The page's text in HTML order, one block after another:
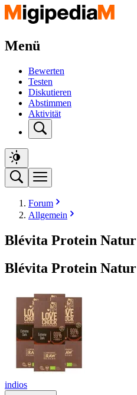
Menü
Bewerten
Testen
Diskutieren
Abstimmen
Aktivität
Forum
Allgemein
Blévita Protein Natur
Blévita Protein Natur
indios